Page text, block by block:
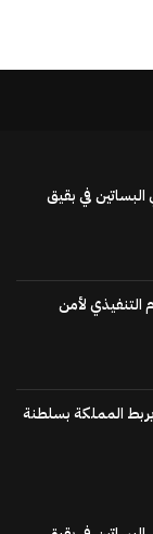
في بقيق
التنفيذي لأمن
المملكة بسلطنة